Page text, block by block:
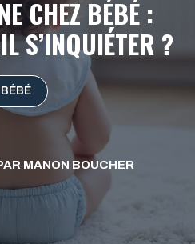
CHEZ BÉBÉ :
S’INQUIÉTER ?
BÉBÉ
MANON BOUCHER